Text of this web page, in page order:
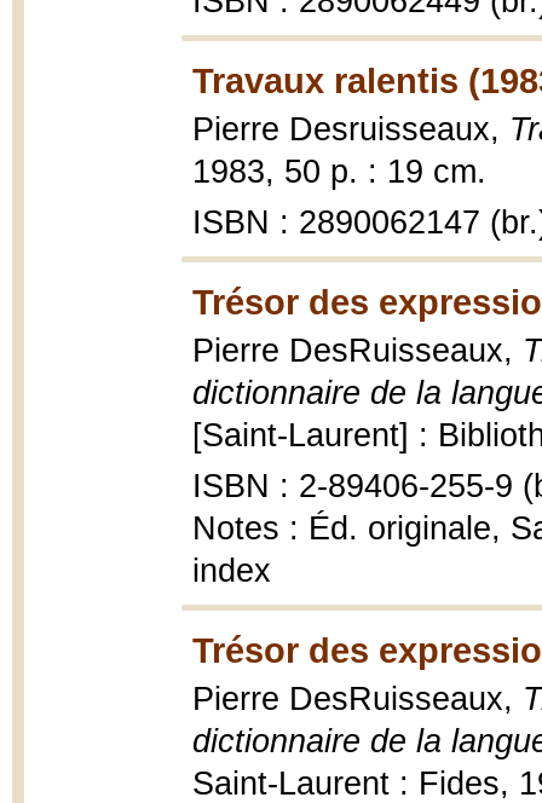
Travaux ralentis
Pierre Desruisseaux,
1983, 50 p. : 19 cm.
ISBN : 2890062147
Trésor des
Pierre DesRuisseaux,
dictionnaire de la
[Saint-Laurent] :
ISBN : 2-89406-255-9
Notes : Éd. originale,
index
Trésor des
Pierre DesRuisseaux,
dictionnaire de la
Saint-Laurent : Fides,